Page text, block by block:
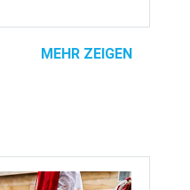
MEHR ZEIGEN